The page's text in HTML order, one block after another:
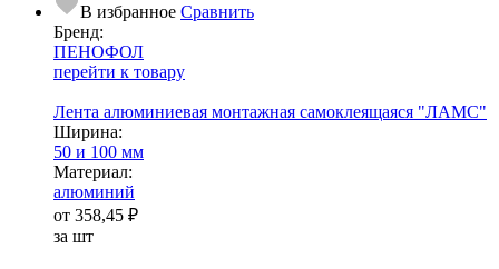
В избранное Сравнить
Бренд:
ПЕНОФОЛ
перейти к товару
Лента алюминиевая монтажная самоклеящаяся "ЛАМС"
Ширина:
50 и 100 мм
Ма­­те­­ри­­ал:
алюминий
от 358,45 ₽
за шт